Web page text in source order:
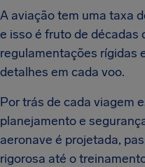
A aviação tem uma taxa
e isso é fruto de décadas
regulamentações rígidas
detalhes em cada voo.
Por trás de cada viagem
planejamento e
aeronave é projetada,
rigorosa até o